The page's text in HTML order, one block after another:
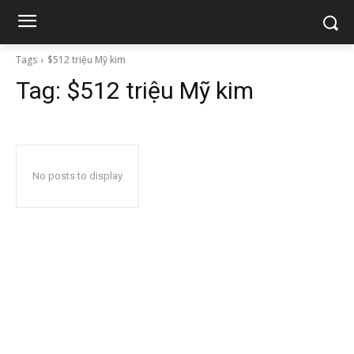
Tags $512 triệu Mỹ kim
Tag: $512 triệu Mỹ kim
No posts to display